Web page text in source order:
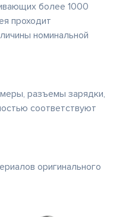
более 1000
проходит
номинальной
разъемы зарядки,
соответствуют
оригинального